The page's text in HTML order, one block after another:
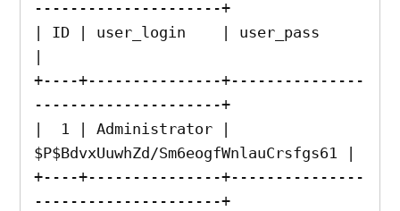
---------------------+
| ID | user_login    | user_pass
|
+----+---------------+---------------
---------------------+
|  1 | Administrator |
$P$BdvxUuwhZd/Sm6eogfWnlauCrsfgs61 |
+----+---------------+---------------
---------------------+